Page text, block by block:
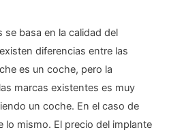
se basa en la calidad del
diferencias entre las
es un coche, pero la
marcas existentes es muy
un coche. En el caso de
lo mismo. El precio del implante